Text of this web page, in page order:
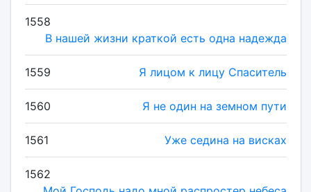
1558
В нашей жизни краткой есть одна надежда
1559 Я лицом к лицу Спаситель
1560 Я не один на земном пути
1561 Уже седина на висках
1562